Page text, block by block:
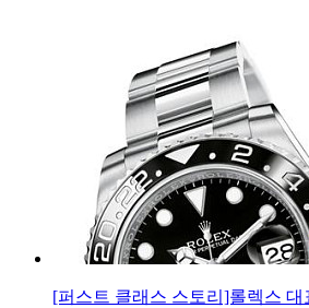
[퍼스트 클래스 스토리]롤렉스